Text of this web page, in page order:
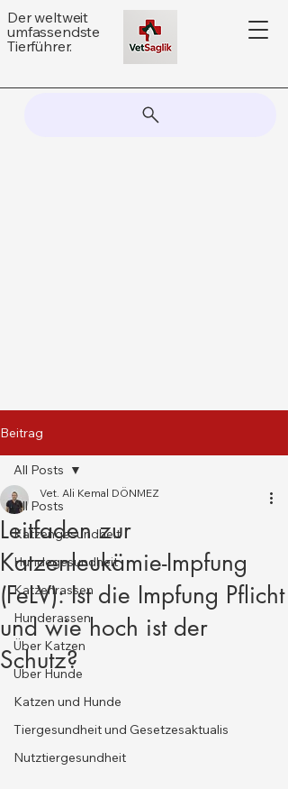
Der weltweit
umfassendste
Tierführer.
Beitrag
All Posts
Katzengesundheit
Hundegesundheit
Katzenrassen
Hunderassen
Über Katzen
Über Hunde
Katzen und Hunde
Tiergesundheit und Gesetzesaktualis
Nutztiergesundheit
All Posts
Leitfaden zur
Katzenleukämie-Impfung
(FeLV): Ist die Impfung Pflicht
und wie hoch ist der
Schutz?
Vet. Ali Kemal DÖNMEZ